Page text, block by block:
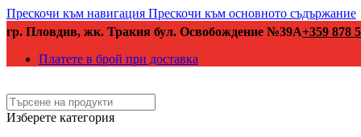
Прескочи към навигация Прескочи към основното съдържание
гр. Пловдив, жк. Тракия бул. Освобождение №39А+359 878
Платете в брой при доставка
Изберете категория